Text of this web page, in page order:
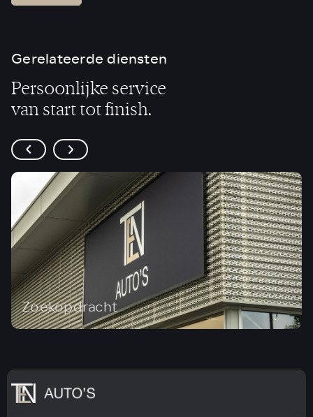
Gerelateerde diensten
Persoonlijke service
van start tot finish.
Zoekopdracht